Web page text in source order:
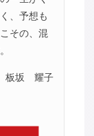
、予想も
その、混
板坂 耀子